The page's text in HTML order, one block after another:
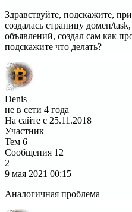
Здравствуйте, подскажите,
создалась страницу домен/
объявлений, создал сам как
подскажите что делать?
Denis
не в сети 4 года
На сайте с 25.11.2018
Участник
Тем 6
Сообщения 12
2
9 мая 2021 00:15
Аналогичная проблема